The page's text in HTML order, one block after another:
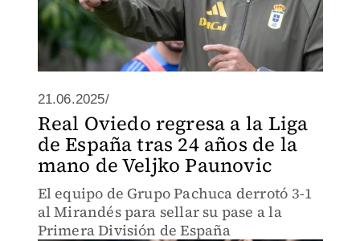
21.06.2025/
Real Oviedo regresa a la Liga
de España tras 24 años de la
mano de Veljko Paunovic
El equipo de Grupo Pachuca derrotó 3-1
al Mirandés para sellar su pase a la
Primera División de España